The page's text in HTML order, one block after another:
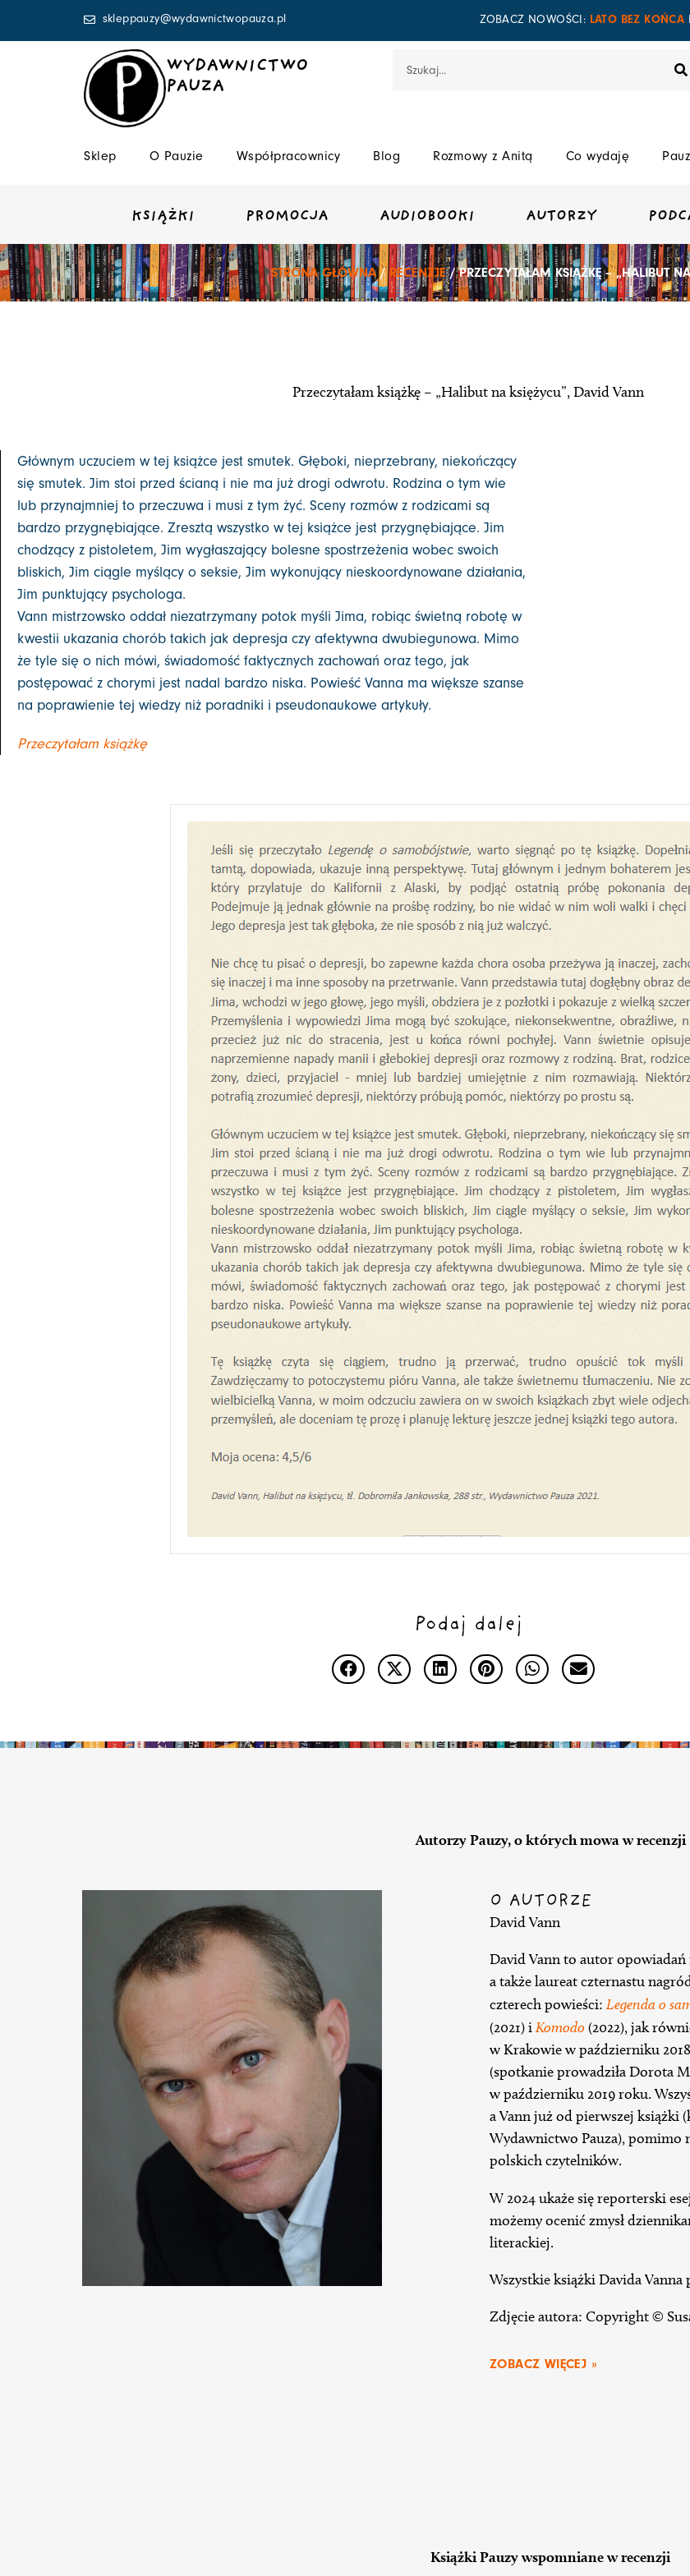
skleppauzy@wydawnictwopauza.pl ZOBACZ NOWOŚCI: LATO BEZ KOŃCA
WYDAWNICTWO
PAUZA
Sklep O Pauzie Współpracownicy Blog Rozmowy z Anitą Co wydaję
KSIĄŻKI PROMOCJA AUDIOBOOKI AUTORZY
STRONA GŁÓWNA/RECENZJE/ PRZECZYTAŁAM KSIĄŻKĘ – „HALIBUT
Przeczytałam książkę – „Halibut na księżycu”, David Vann
Głównym uczuciem w tej książce jest smutek. Głęboki, nieprzebrany, niekończący
się smutek. Jim stoi przed ścianą i nie ma już drogi odwrotu. Rodzina o tym wie
lub przynajmniej to przeczuwa i musi z tym żyć. Sceny rozmów z rodzicami są
bardzo przygnębiające. Zresztą wszystko w tej książce jest przygnębiające. Jim
chodzący z pistoletem, Jim wygłaszający bolesne spostrzeżenia wobec swoich
bliskich, Jim ciągle myślący o seksie, Jim wykonujący nieskoordynowane działania,
Jim punktujący psychologa.
Vann mistrzowsko oddał niezatrzymany potok myśli Jima, robiąc świetną robotę w
kwestii ukazania chorób takich jak depresja czy afektywna dwubiegunowa. Mimo
że tyle się o nich mówi, świadomość faktycznych zachowań oraz tego, jak
postępować z chorymi jest nadal bardzo niska. Powieść Vanna ma większe szanse
na poprawienie tej wiedzy niż poradniki i pseudonaukowe artykuły.
Przeczytałam książkę
Podaj dalej
Autorzy Pauzy, o których mowa w recenzji
O AUTORZE
David Vann
David Vann to autor
a także laureat czternastu
czterech powieści: Legenda o
(2021) iKomodo (2022), jak
w Krakowie w październiku
(spotkanie prowadziła Dorota
w październiku 2019 roku.
a Vann już od pierwszej książki
Wydawnictwo Pauza), pomimo
polskich czytelników.
W 2024 ukaże się reporterski
możemy ocenić zmysł
literackiej.
Wszystkie książki Davida Vanna
Zdjęcie autora: Copyright ©
ZOBACZ WIĘCEJ »
Książki Pauzy wspomniane w recenzji